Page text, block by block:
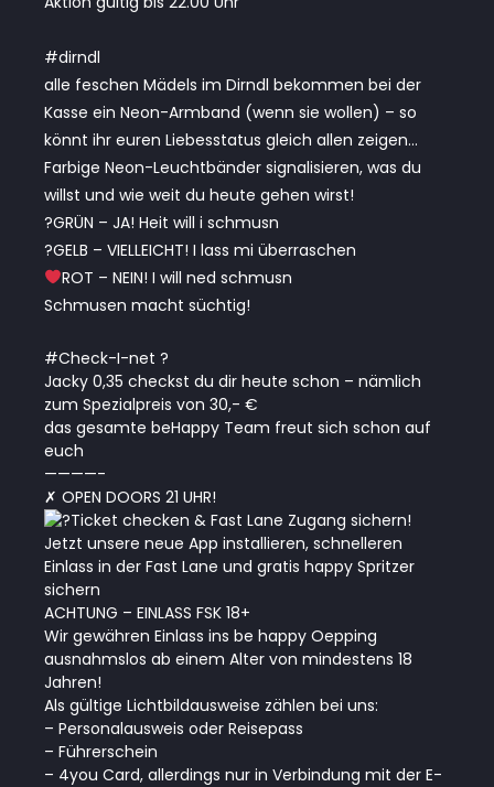
#dirndl
alle feschen Mädels im Dirndl bekommen bei der
Kasse ein Neon-Armband (wenn sie wollen) – so
könnt ihr euren Liebesstatus gleich allen zeigen…
Farbige Neon-Leuchtbänder signalisieren, was du
willst und wie weit du heute gehen wirst!
?GRÜN – JA! Heit will i schmusn
?GELB – VIELLEICHT! I lass mi überraschen
ROT – NEIN! I will ned schmusn
Schmusen macht süchtig!
#Check-I-net ?
Jacky 0,35 checkst du dir heute schon – nämlich
zum Spezialpreis von 30,- €
das gesamte beHappy Team freut sich schon auf
euch
————-
✗ OPEN DOORS 21 UHR!
Ticket checken & Fast Lane Zugang sichern!
Jetzt unsere neue App installieren, schnelleren
Einlass in der Fast Lane und gratis happy Spritzer
sichern
ACHTUNG – EINLASS FSK 18+
Wir gewähren Einlass ins be happy Oepping
ausnahmslos ab einem Alter von mindestens 18
Jahren!
Als gültige Lichtbildausweise zählen bei uns:
– Personalausweis oder Reisepass
– Führerschein
– 4you Card, allerdings nur in Verbindung mit der E-